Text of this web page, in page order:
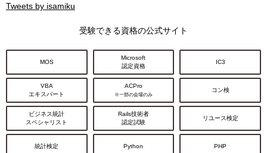
Tweets by isamiku
受験できる資格の公式サイト
MOS
Microsoft
認定資格
IC3
VBA
エキスパート
ACPro
※一部の会場のみ
コン検
ビジネス統計
スペシャリスト
Rails技術者
認定試験
リユース検定
統計検定 Python PHP